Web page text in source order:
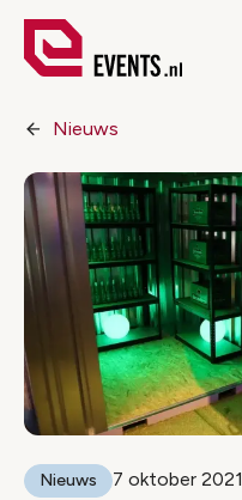
Nieuws
Nieuws 7 oktober 2021